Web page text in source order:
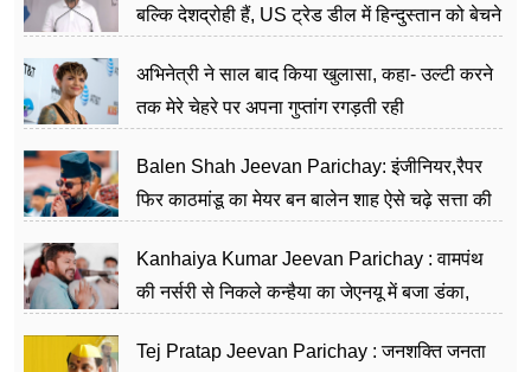
बल्कि देशद्रोही हैं, US ट्रेड डील में हिन्दुस्तान को बेचने
अभिनेत्री ने साल बाद किया खुलासा, कहा- उल्टी करने
तक मेरे चेहरे पर अपना गुप्तांग रगड़ती रही
Balen Shah Jeevan Parichay: इंजीनियर,रैपर
फिर काठमांडू का मेयर बन बालेन शाह ऐसे चढ़े सत्ता की
Kanhaiya Kumar Jeevan Parichay : वामपंथ
की नर्सरी से निकले कन्हैया का जेएनयू में बजा डंका,
Tej Pratap Jeevan Parichay : जनशक्ति जनता